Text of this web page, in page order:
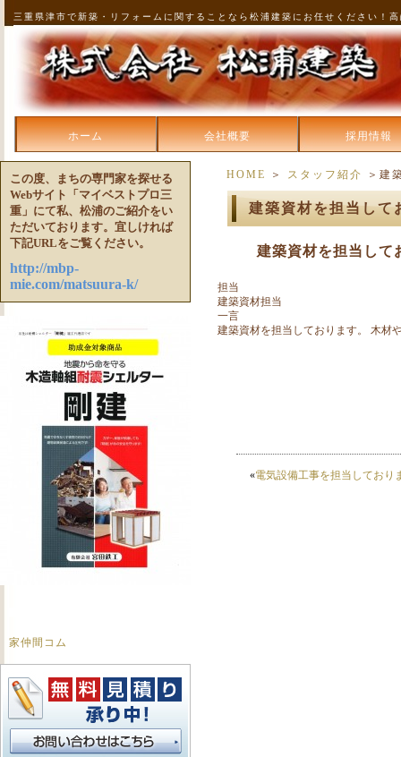
三重県津市で新築・リフォームに関することなら松浦建築にお任せください！
ホーム 会社概要 採用情報
HOME ＞ スタッフ紹介 ＞建
建築資材を担当して
建築資材を担当して
担当
建築資材担当
一言
建築資材を担当しております。 木材
«電気設備工事を担当しており
この度、まちの専門家を探せる
Webサイト「マイベストプロ三
重」にて私、松浦のご紹介をい
ただいております。宜しければ
下記URLをご覧ください。
http://mbp-
mie.com/matsuura-k/
家仲間コム